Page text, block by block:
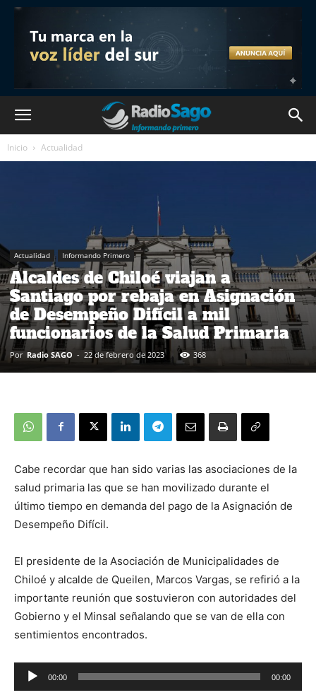
Inicio Actualidad
Actualidad Informando Primero
Alcaldes de Chiloé viajan a
Santiago por rebaja en Asignación
de Desempeño Difícil a mil
funcionarios de la Salud Primaria
Por Radio SAGO - 22 de febrero de 2023 368
Cabe recordar que han sido varias las asociaciones de la
salud primaria las que se han movilizado durante el
último tiempo en demanda del pago de la Asignación de
Desempeño Difícil.
El presidente de la Asociación de Municipalidades de
Chiloé y alcalde de Queilen, Marcos Vargas, se refirió a la
importante reunión que sostuvieron con autoridades del
Gobierno y el Minsal señalando que se van de ella con
sentimientos encontrados.
Reproductor
de
00:00 00:00